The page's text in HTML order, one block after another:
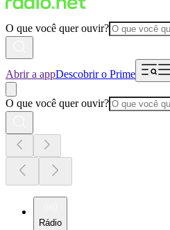
O que você quer ouvir?
Abrir a appDescobrir o Prime
O que você quer ouvir?
Rádio